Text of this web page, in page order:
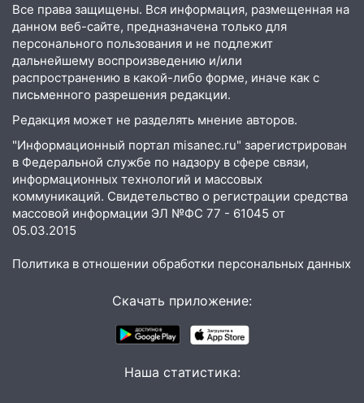
усилить борьбу со свалками в
Инзенском районе
16:06 Патриарх Кирилл оценил работу
Симбирской епархии
придётся ездить в райцентр ради сдачи
анализов
15:30 После жалобы прокурору на
улице Льва Толстого в Старой Майне
восстановили освещение
спасли восемь человек
«посылку от дочери» и лишился более 3
миллионов рублей
ульяновец перевёл себе деньги с карты
Все права защищены. Вся информация, размещенная на
данном веб-сайте, предназначена только для
персонального пользования и не подлежит
дальнейшему воспроизведению и/или
распространению в какой-либо форме, иначе как с
письменного разрешения редакции.
Редакция может не разделять мнение авторов.
"Информационный портал misanec.ru" зарегистрирован
в Федеральной службе по надзору в сфере связи,
информационных технологий и массовых
коммуникаций. Свидетельство о регистрации средства
массовой информации ЭЛ №ФС 77 - 61045 от
05.03.2015
Политика в отношении обработки персональных данных
Скачать приложение:
Наша статистика: